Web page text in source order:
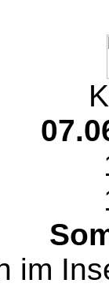
im